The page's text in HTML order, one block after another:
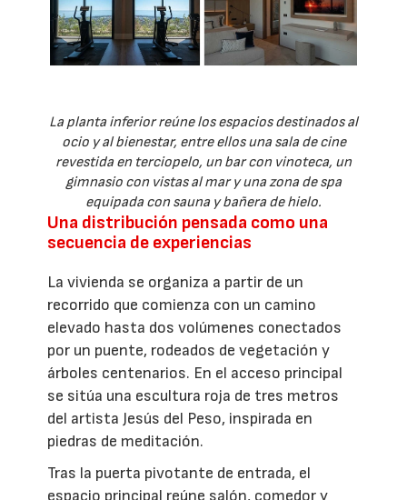
La planta inferior reúne los espacios destinados al
ocio y al bienestar, entre ellos una sala de cine
revestida en terciopelo, un bar con vinoteca, un
gimnasio con vistas al mar y una zona de spa
equipada con sauna y bañera de hielo.
Una distribución pensada como una
secuencia de experiencias
La vivienda se organiza a partir de un
recorrido que comienza con un camino
elevado hasta dos volúmenes conectados
por un puente, rodeados de vegetación y
árboles centenarios. En el acceso principal
se sitúa una escultura roja de tres metros
del artista Jesús del Peso, inspirada en
piedras de meditación.
Tras la puerta pivotante de entrada, el